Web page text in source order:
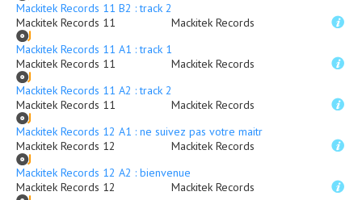
Mackitek Records 11 B2 : track 2
Mackitek Records 11
Mackitek Records
Mackitek Records 11 A1 : track 1
Mackitek Records 11
Mackitek Records
Mackitek Records 11 A2 : track 2
Mackitek Records 11
Mackitek Records
Mackitek Records 12 A1 : ne suivez pas votre maitre
Mackitek Records 12
Mackitek Records
Mackitek Records 12 A2 : bienvenue
Mackitek Records 12
Mackitek Records